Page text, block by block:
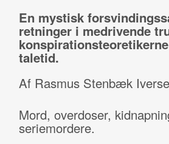
En mystisk
retninger i medrivende
taletid.
Af Rasmus Stenbæk
Mord, overdoser,
seriemordere.